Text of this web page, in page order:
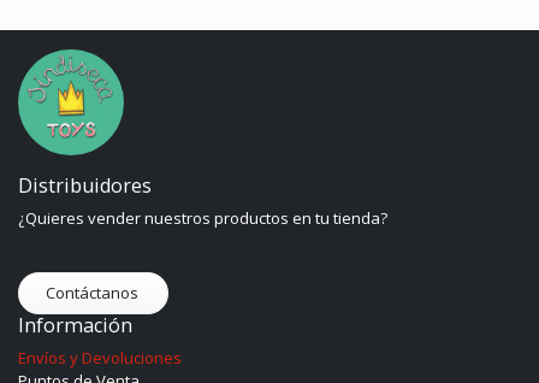
Distribuidores
¿Quieres vender nuestros productos en tu tienda?
Contáctanos
Información
Envíos y Devoluciones